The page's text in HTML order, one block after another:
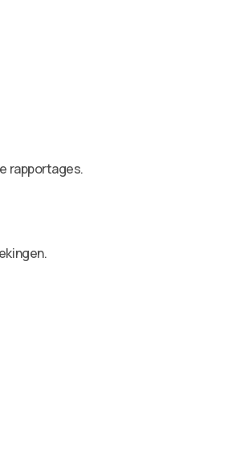
rapportages.